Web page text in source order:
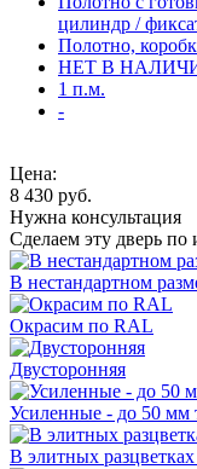
цилиндр /
Полотно,
НЕТ В
1 п.м.
-
Цена:
8 430 руб.
Нужна консультация
Сделаем эту дверь по
В нестандартном
Окрасим по RAL
Двусторонняя
Усиленные - до 50 мм
В элитных